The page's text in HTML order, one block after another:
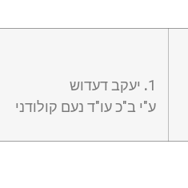
1
. יעקב דעדוש
ע"י ב"כ עו"ד נעם קולודני